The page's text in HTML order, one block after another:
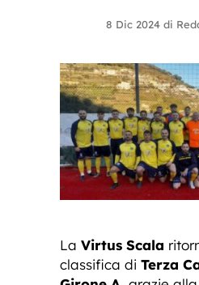
8 Dic 2024 di
La Virtus Scala
classifica di Terza